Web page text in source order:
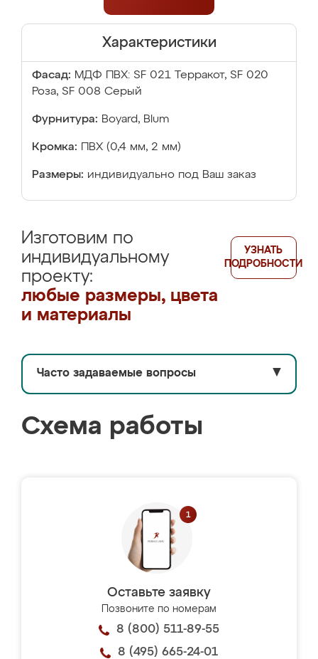
Характеристики
Фасад: МДФ ПВХ: SF 021 Терракот, SF 020
Роза, SF 008 Серый
Фурнитура: Boyard, Blum
Кромка: ПВХ (0,4 мм, 2 мм)
Размеры: индивидуально под Ваш заказ
Изготовим по
индивидуальному
проекту:
любые размеры, цвета
и материалы
УЗНАТЬ
ПОДРОБНОСТИ
Часто задаваемые вопросы ▼
Схема работы
Оставьте заявку
Позвоните по номерам
8 (800) 511-89-55
8 (495) 665-24-01